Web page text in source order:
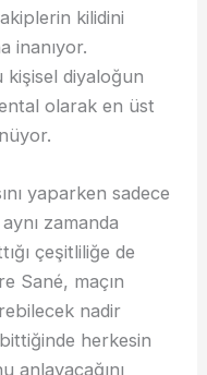
kilidini
inanıyor.
kişisel diyaloğun
olarak en üst
yaparken sadece
zamanda
çeşitliliğe de
Sané, maçın
nadir
herkesin
anlayacağını